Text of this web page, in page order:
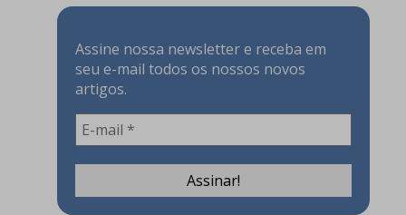
Assine nossa newsletter e receba em
seu e-mail todos os nossos novos
artigos.